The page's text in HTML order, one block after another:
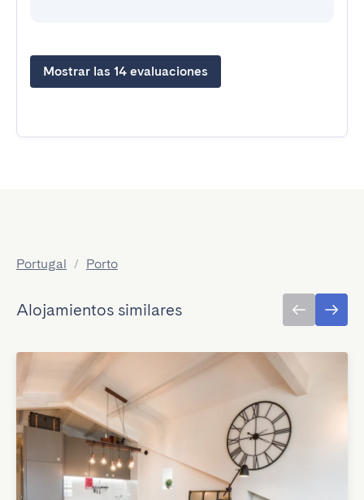
Mostrar las 14 evaluaciones
Portugal / Porto
Alojamientos similares